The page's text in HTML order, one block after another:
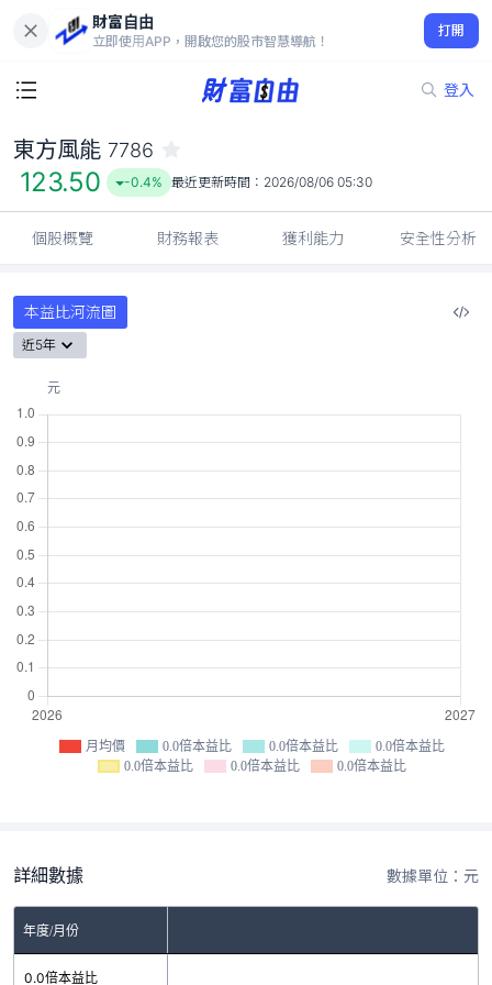
財富自由
立即使用APP，開啟您的股市智慧導航！
打開
登入
123.50
-0.4%
東方風能 7786
123.50 -0.4% 最近更新時間： 2026/08/06 05:30
個股概覽 財務報表 獲利能力 安全性分析
本益比河流圖
近5年
月均價 0.0倍本益比 0.0倍本益比
0.0倍本益比
0.0倍本益比
0.0倍本益比 0.0倍本益比
詳細數據 數據單位：元
年度/月份
0.0倍本益比